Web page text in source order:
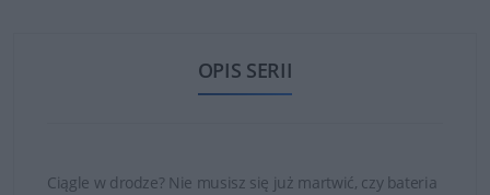
OPIS SERII
Ciągle w drodze? Nie musisz się już martwić, czy bateria